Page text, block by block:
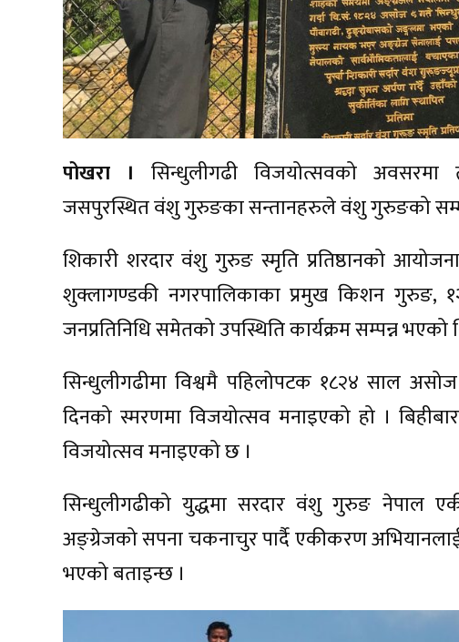
पोखरा । सिन्धुलीगढी विजयोत्सवको
जसपुरस्थित वंशु गुरुङका सन्तानहरुले वंशु गुरुङको
शिकारी शरदार वंशु गुरुङ स्मृति प्रतिष्ठानको
शुक्लागण्डकी नगरपालिकाका प्रमुख किशन गुरुङ,
जनप्रतिनिधि समेतको उपस्थिति कार्यक्रम सम्पन्न भएको
सिन्धुलीगढीमा विश्वमै पहिलोपटक १८२४ साल
दिनको स्मरणमा विजयोत्सव मनाइएको हो ।
विजयोत्सव मनाइएको छ ।
सिन्धुलीगढीको युद्धमा सरदार वंशु गुरुङ नेपाल
अङ्ग्रेजको सपना चकनाचुर पार्दै एकीकरण अभियानलाई
भएको बताइन्छ ।